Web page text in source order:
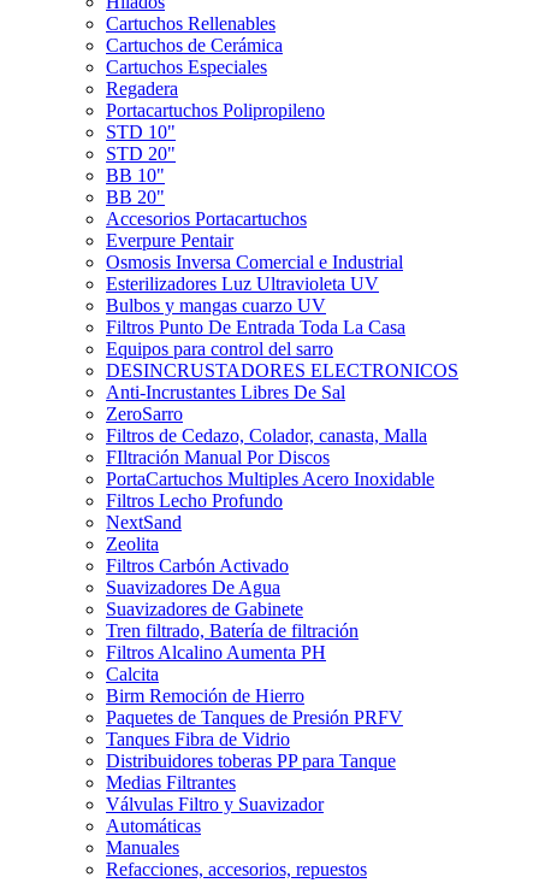
Cartuchos Rellenables
Cartuchos de Cerámica
Cartuchos Especiales
Regadera
Portacartuchos Polipropileno
STD 10"
STD 20"
BB 10"
BB 20"
Accesorios Portacartuchos
Everpure Pentair
Osmosis Inversa Comercial e Industrial
Esterilizadores Luz Ultravioleta UV
Bulbos y mangas cuarzo UV
Filtros Punto De Entrada Toda La Casa
Equipos para control del sarro
DESINCRUSTADORES ELECTRONICOS
Anti-Incrustantes Libres De Sal
ZeroSarro
Filtros de Cedazo, Colador, canasta, Malla
FIltración Manual Por Discos
PortaCartuchos Multiples Acero Inoxidable
Filtros Lecho Profundo
NextSand
Zeolita
Filtros Carbón Activado
Suavizadores De Agua
Suavizadores de Gabinete
Tren filtrado, Batería de filtración
Filtros Alcalino Aumenta PH
Calcita
Birm Remoción de Hierro
Paquetes de Tanques de Presión PRFV
Tanques Fibra de Vidrio
Distribuidores toberas PP para Tanque
Medias Filtrantes
Válvulas Filtro y Suavizador
Automáticas
Manuales
Refacciones, accesorios, repuestos